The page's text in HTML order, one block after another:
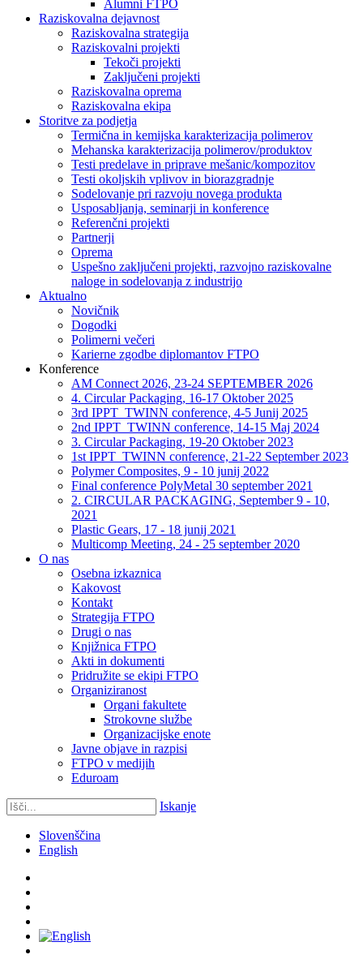
Alumni FTPO
Raziskovalna dejavnost
Raziskovalna strategija
Raziskovalni projekti
Tekoči projekti
Zaključeni projekti
Raziskovalna oprema
Raziskovalna ekipa
Storitve za podjetja
Termična in kemijska karakterizacija polimerov
Mehanska karakterizacija polimerov/produktov
Testi predelave in priprave mešanic/kompozitov
Testi okoljskih vplivov in biorazgradnje
Sodelovanje pri razvoju novega produkta
Usposabljanja, seminarji in konference
Referenčni projekti
Partnerji
Oprema
Uspešno zaključeni projekti, razvojno raziskovalne
naloge in sodelovanja z industrijo
Aktualno
Novičnik
Dogodki
Polimerni večeri
Karierne zgodbe diplomantov FTPO
Konference
AM Connect 2026, 23-24 SEPTEMBER 2026
4. Circular Packaging, 16-17 Oktober 2025
3rd IPPT_TWINN conference, 4-5 Junij 2025
2nd IPPT_TWINN conference, 14-15 Maj 2024
3. Circular Packaging, 19-20 Oktober 2023
1st IPPT_TWINN conference, 21-22 September 2023
Polymer Composites, 9 - 10 junij 2022
Final conference PolyMetal 30 september 2021
2. CIRCULAR PACKAGING, September 9 - 10,
2021
Plastic Gears, 17 - 18 junij 2021
Multicomp Meeting, 24 - 25 september 2020
O nas
Osebna izkaznica
Kakovost
Kontakt
Strategija FTPO
Drugi o nas
Knjižnica FTPO
Akti in dokumenti
Pridružite se ekipi FTPO
Organiziranost
Organi fakultete
Strokovne službe
Organizacijske enote
Javne objave in razpisi
FTPO v medijih
Eduroam
Iskanje
Slovenščina
English